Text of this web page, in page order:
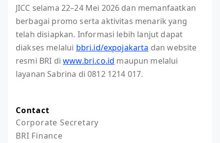
JICC selama 22–24 Mei 2026 dan memanfaatkan
berbagai promo serta aktivitas menarik yang
telah disiapkan. Informasi lebih lanjut dapat
diakses melalui bbri.id/expojakarta dan website
resmi BRI diwww.bri.co.id maupun melalui
layanan Sabrina di 0812 1214 017.
Contact
Corporate Secretary
BRI Finance